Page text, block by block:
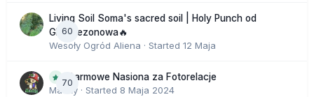
60
Living Soil Soma's sacred soil | Holy Punch od
GHS sezonowa🔥
Wesoły Ogród Aliena · Started 12 Maja
70
Darmowe Nasiona za Fotorelacje
Macky · Started 8 Maja 2024